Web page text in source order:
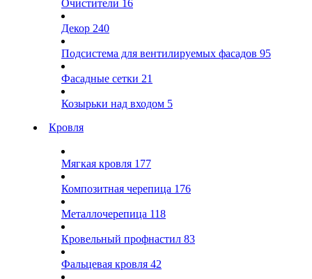
Очистители 16
Декор 240
Подсистема для вентилируемых фасадов 95
Фасадные сетки 21
Козырьки над входом 5
Кровля
Мягкая кровля 177
Композитная черепица 176
Металлочерепица 118
Кровельный профнастил 83
Фальцевая кровля 42